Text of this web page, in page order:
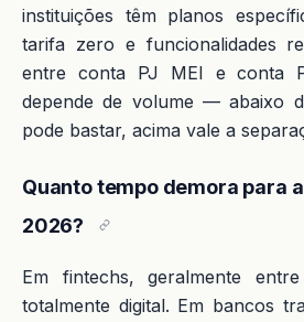
instituições têm planos
tarifa zero e funcionalidades
entre conta PJ MEI e conta
depende de volume — abaixo
pode bastar, acima vale a
Quanto tempo demora para
2026?
Em fintechs, geralmente
totalmente digital. Em bancos